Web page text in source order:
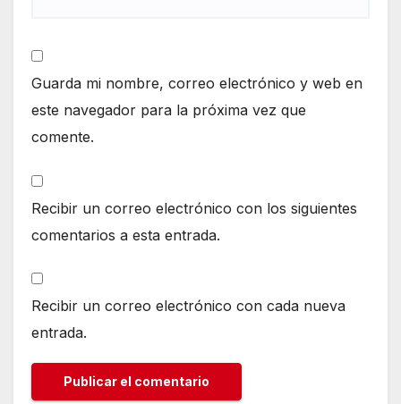
Guarda mi nombre, correo electrónico y web en
este navegador para la próxima vez que
comente.
Recibir un correo electrónico con los siguientes
comentarios a esta entrada.
Recibir un correo electrónico con cada nueva
entrada.